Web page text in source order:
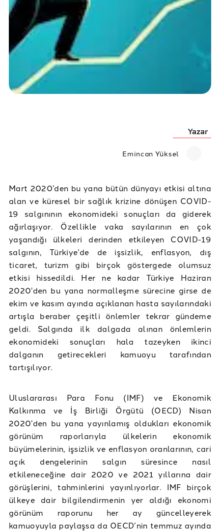
Yazar
Emincan Yüksel
Mart 2020’den bu yana bütün dünyayı etkisi altına
alan ve küresel bir sağlık krizine dönüşen COVID-
19 salgınının ekonomideki sonuçları da giderek
ağırlaşıyor. Özellikle vaka sayılarının en çok
yaşandığı ülkeleri derinden etkileyen COVID-19
salgının, Türkiye’de de işsizlik, enflasyon, dış
ticaret, turizm gibi birçok göstergede olumsuz
etkisi hissedildi. Her ne kadar Türkiye Haziran
2020’den bu yana normalleşme sürecine girse de
ekim ve kasım ayında açıklanan hasta sayılarındaki
artışla beraber çeşitli önlemler tekrar gündeme
geldi. Salgında ilk dalgada alınan önlemlerin
ekonomideki sonuçları hala tazeyken ikinci
dalganın getirecekleri kamuoyu tarafından
tartışılıyor.
Uluslararası Para Fonu (IMF) ve Ekonomik
Kalkınma ve İş Birliği Örgütü (OECD) Nisan
2020’den bu yana yayınlamış oldukları ekonomik
görünüm raporlarıyla ülkelerin ekonomik
büyümelerinin, işsizlik ve enflasyon oranlarının, cari
açık dengelerinin salgın süresince nasıl
etkileneceğine dair 2020 ve 2021 yıllarına dair
görüşlerini, tahminlerini yayınlıyorlar. IMF birçok
ülkeye dair bilgilendirmenin yer aldığı ekonomi
görünüm raporunu her ay güncelleyerek
kamuoyuyla paylaşsa da OECD’nin temmuz ayında